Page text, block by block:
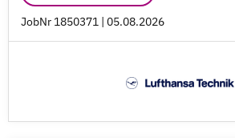
JobNr 1850371 | 05.08.2026